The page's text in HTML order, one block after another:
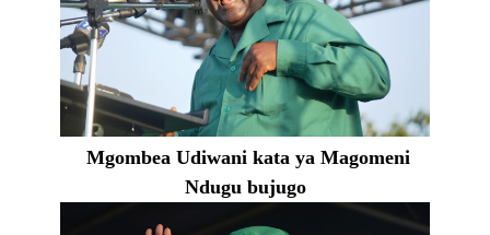
Mgombea Udiwani kata ya Magomeni
Ndugu bujugo